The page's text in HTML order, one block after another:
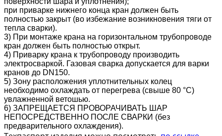
при приварке нижнего конца кран должен быть
полностью закрыт (во избежание возникновения тяги от
тепла сварки).
3) При монтаже крана на горизонтальном трубопроводе
кран должен быть полностью открыт.
4) Приварку крана к трубопроводу производить
электросваркой. Газовая сварка допускается для варки
кранов до DN150.
5) Зону расположения уплотнительных колец
необходимо охлаждать от перегрева (свыше 80 °C)
увлажненной ветошью.
6) ЗАПРЕЩАЕТСЯ ПРОВОРАЧИВАТЬ ШАР
НЕПОСРЕДСТВЕННО ПОСЛЕ СВАРКИ (без
предварительного охлаждения).